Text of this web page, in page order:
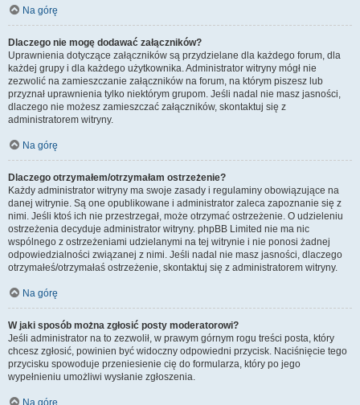
Na górę
Dlaczego nie mogę dodawać załączników?
Uprawnienia dotyczące załączników są przydzielane dla każdego forum, dla
każdej grupy i dla każdego użytkownika. Administrator witryny mógł nie
zezwolić na zamieszczanie załączników na forum, na którym piszesz lub
przyznał uprawnienia tylko niektórym grupom. Jeśli nadal nie masz jasności,
dlaczego nie możesz zamieszczać załączników, skontaktuj się z
administratorem witryny.
Na górę
Dlaczego otrzymałem/otrzymałam ostrzeżenie?
Każdy administrator witryny ma swoje zasady i regulaminy obowiązujące na
danej witrynie. Są one opublikowane i administrator zaleca zapoznanie się z
nimi. Jeśli ktoś ich nie przestrzegał, może otrzymać ostrzeżenie. O udzieleniu
ostrzeżenia decyduje administrator witryny. phpBB Limited nie ma nic
wspólnego z ostrzeżeniami udzielanymi na tej witrynie i nie ponosi żadnej
odpowiedzialności związanej z nimi. Jeśli nadal nie masz jasności, dlaczego
otrzymałeś/otrzymałaś ostrzeżenie, skontaktuj się z administratorem witryny.
Na górę
W jaki sposób można zgłosić posty moderatorowi?
Jeśli administrator na to zezwolił, w prawym górnym rogu treści posta, który
chcesz zgłosić, powinien być widoczny odpowiedni przycisk. Naciśnięcie tego
przycisku spowoduje przeniesienie cię do formularza, który po jego
wypełnieniu umożliwi wysłanie zgłoszenia.
Na górę